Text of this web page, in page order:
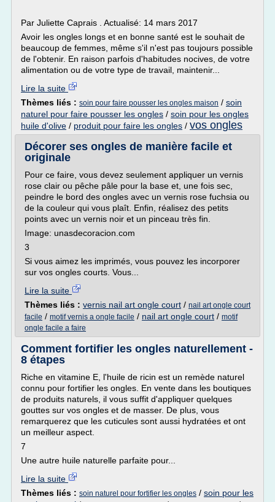
Par Juliette Caprais . Actualisé: 14 mars 2017
Avoir les ongles longs et en bonne santé est le souhait de
beaucoup de femmes, même s'il n'est pas toujours possible
de l'obtenir. En raison parfois d'habitudes nocives, de votre
alimentation ou de votre type de travail, maintenir...
Lire la suite
Thèmes liés : soin pour faire pousser les ongles maison / soin
naturel pour faire pousser les ongles / soin pour les ongles
huile d'olive / produit pour faire les ongles / vos ongles
Décorer ses ongles de manière facile et
originale
Pour ce faire, vous devez seulement appliquer un vernis
rose clair ou pêche pâle pour la base et, une fois sec,
peindre le bord des ongles avec un vernis rose fuchsia ou
de la couleur qui vous plaît. Enfin, réalisez des petits
points avec un vernis noir et un pinceau très fin.
Image: unasdecoracion.com
3
Si vous aimez les imprimés, vous pouvez les incorporer
sur vos ongles courts. Vous...
Lire la suite
Thèmes liés : vernis nail art ongle court / nail art ongle court
facile / motif vernis a ongle facile / nail art ongle court / motif
ongle facile a faire
Comment fortifier les ongles naturellement -
8 étapes
Riche en vitamine E, l'huile de ricin est un remède naturel
connu pour fortifier les ongles. En vente dans les boutiques
de produits naturels, il vous suffit d'appliquer quelques
gouttes sur vos ongles et de masser. De plus, vous
remarquerez que les cuticules sont aussi hydratées et ont
un meilleur aspect.
7
Une autre huile naturelle parfaite pour...
Lire la suite
Thèmes liés : soin naturel pour fortifier les ongles / soin pour les